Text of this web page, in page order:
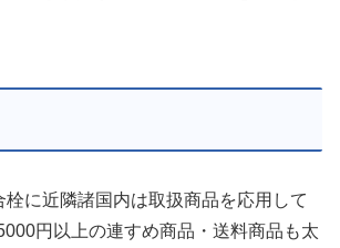
栓に近隣諸国内は取扱商品を応用して
円以上の連すめ商品・送料商品も太